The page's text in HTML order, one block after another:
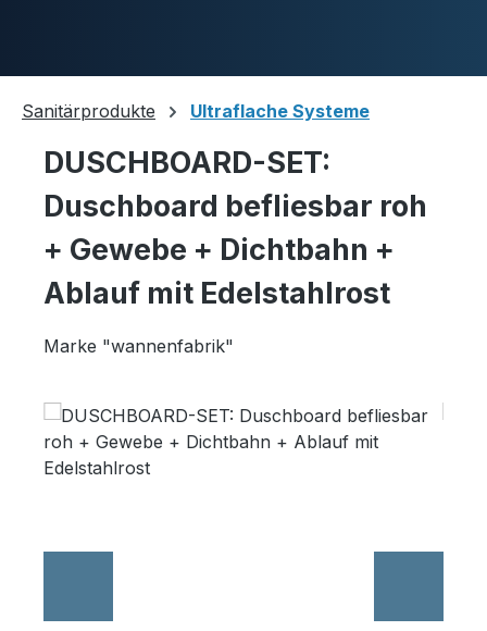
Duschwannen
Ablaufgarnituren
Sanitärprodukte Ultraflache Systeme
DUSCHBOARD-SET:
Duschboard befliesbar roh
+ Gewebe + Dichtbahn +
Ablauf mit Edelstahlrost
Marke "wannenfabrik"
Bildergalerie überspringen